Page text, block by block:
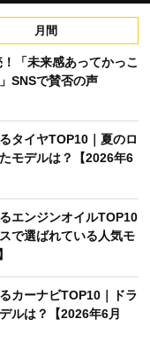
月間
「未来感あってかっこ
SNSで賛否の声
タイヤTOP10｜夏のロ
モデルは？【2026年6
エンジンオイルTOP10
で選ばれている人気モ
カーナビTOP10｜ドラ
ルは？【2026年6月